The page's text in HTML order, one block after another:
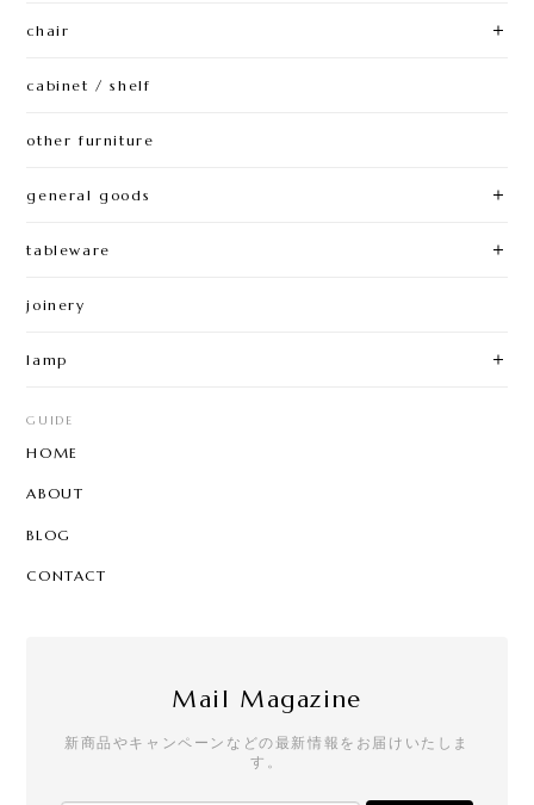
chair
cabinet / shelf
other furniture
general goods
tableware
joinery
lamp
GUIDE
HOME
ABOUT
BLOG
CONTACT
Mail Magazine
新商品やキャンペーンなどの最新情報をお届けいたしま
す。